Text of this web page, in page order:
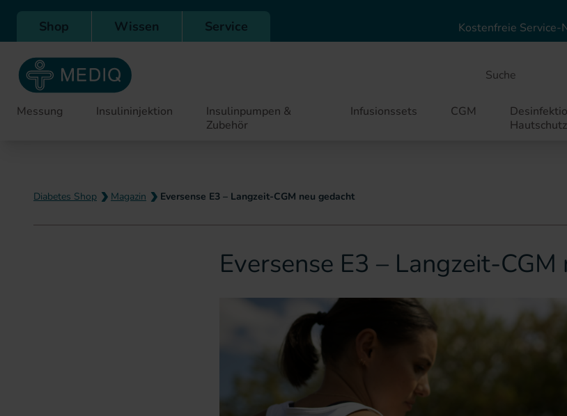
Direkt zur Hauptnavigation
Shop Wissen Service Kostenfreie Service-
Suche
Messung Insulininjektion
Insulinpumpen &
Zubehör
Infusionssets CGM
Hautschutz
Diabetes Shop Magazin Eversense E3 – Langzeit-CGM neu gedacht
Eversense E3 – Langzeit-